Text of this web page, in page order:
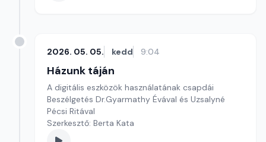
2026. 05. 05. kedd 9:04
Házunk táján
A digitális eszközök használatának csapdái
Beszélgetés Dr.Gyarmathy Évával és Uzsalyné
Pécsi Ritával
Szerkesztő: Berta Kata